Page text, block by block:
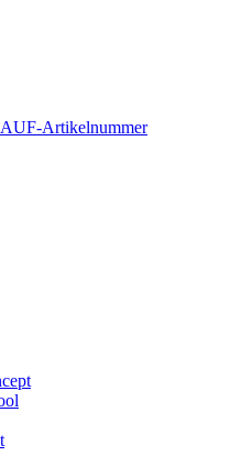
Artikelnummer